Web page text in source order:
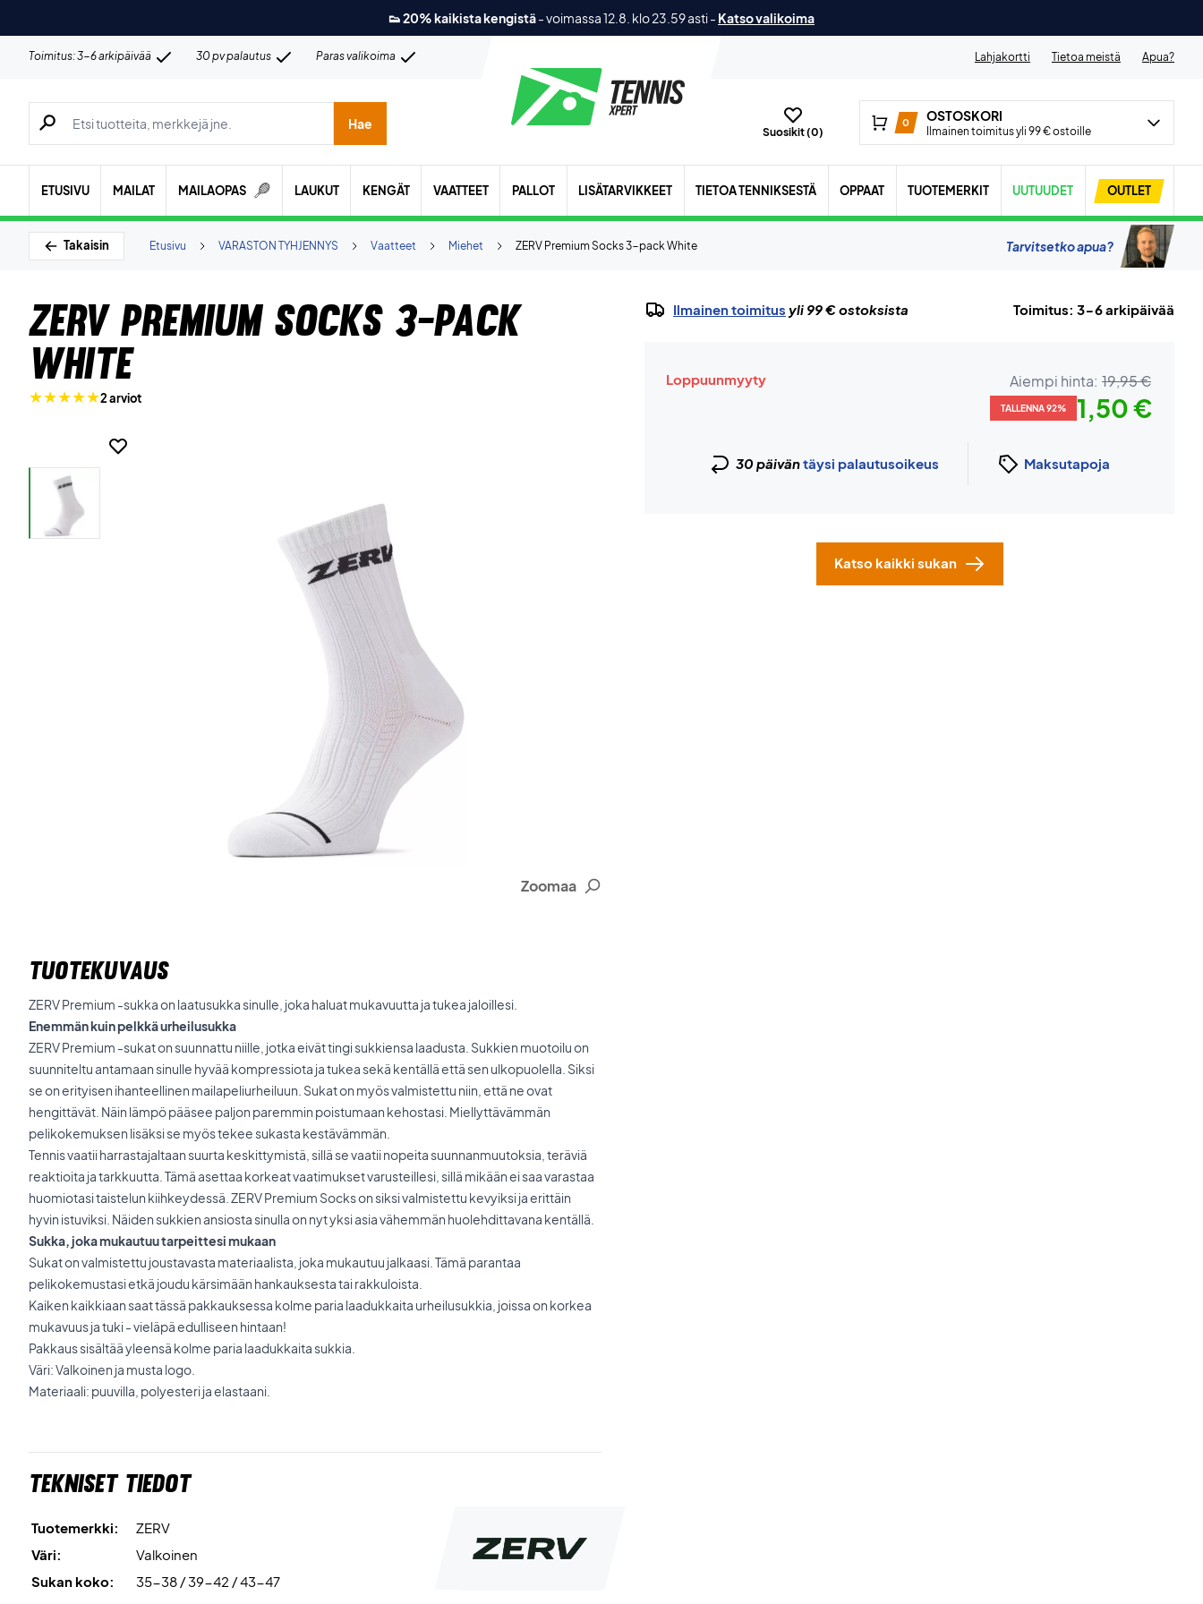
👟 20% kaikista kengistä-voimassa 12.8. klo 23.59 asti- Katso valikoima
Toimitus: 3-6 arkipäivää 30 pv palautus Paras valikoima Lahjakortti Tietoa meistä Apua?
Hae tuotteita, merkkejä jne.
Hae
Suosikit (0)
0 OSTOSKORI
Ilmainen toimitus yli 99 € ostoille
ETUSIVU MAILAT MAILAOPAS LAUKUT KENGÄT VAATTEET PALLOT LISÄTARVIKKEET TIETOA TENNIKSESTÄ OPPAAT TUOTEMERKIT UUTUUDET OUTLET
Takaisin ZERV Premium Socks 3-pack White
Miehet
Vaatteet
VARASTON TYHJENNYS
Etusivu Tarvitsetko apua?
ZERV Premium Socks 3-pack
White
2 arviot
Zoomaa
TUOTEKUVAUS
ZERV Premium -sukka on laatusukka sinulle, joka haluat mukavuutta ja tukea jaloillesi.
Enemmän kuin pelkkä urheilusukka
ZERV Premium -sukat on suunnattu niille, jotka eivät tingi sukkiensa laadusta. Sukkien muotoilu on
suunniteltu antamaan sinulle hyvää kompressiota ja tukea sekä kentällä että sen ulkopuolella. Siksi
se on erityisen ihanteellinen mailapeliurheiluun. Sukat on myös valmistettu niin, että ne ovat
hengittävät. Näin lämpö pääsee paljon paremmin poistumaan kehostasi. Miellyttävämmän
pelikokemuksen lisäksi se myös tekee sukasta kestävämmän.
Tennis vaatii harrastajaltaan suurta keskittymistä, sillä se vaatii nopeita suunnanmuutoksia, teräviä
reaktioita ja tarkkuutta. Tämä asettaa korkeat vaatimukset varusteillesi, sillä mikään ei saa varastaa
huomiotasi taistelun kiihkeydessä. ZERV Premium Socks on siksi valmistettu kevyiksi ja erittäin
hyvin istuviksi. Näiden sukkien ansiosta sinulla on nyt yksi asia vähemmän huolehdittavana kentällä.
Sukka, joka mukautuu tarpeittesi mukaan
Sukat on valmistettu joustavasta materiaalista, joka mukautuu jalkaasi. Tämä parantaa
pelikokemustasi etkä joudu kärsimään hankauksesta tai rakkuloista.
Kaiken kaikkiaan saat tässä pakkauksessa kolme paria laadukkaita urheilusukkia, joissa on korkea
mukavuus ja tuki - vieläpä edulliseen hintaan!
Pakkaus sisältää yleensä kolme paria laadukkaita sukkia.
Väri: Valkoinen ja musta logo.
Materiaali: puuvilla, polyesteri ja elastaani.
Tekniset tiedot
Tuotemerkki:
ZERV
Väri:
Valkoinen
Sukan koko:
35-38 / 39-42 / 43-47
Ilmainen toimitus yli 99 € ostoksista Toimitus: 3-6 arkipäivää
Loppuunmyyty Aiempi hinta: 19,95 €
TALLENNA 92% 1,50 €
30 päiväntäysi palautusoikeus Maksutapoja
Katso kaikki sukan